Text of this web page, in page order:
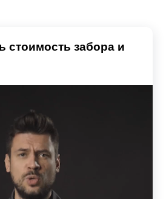
стоимость забора и